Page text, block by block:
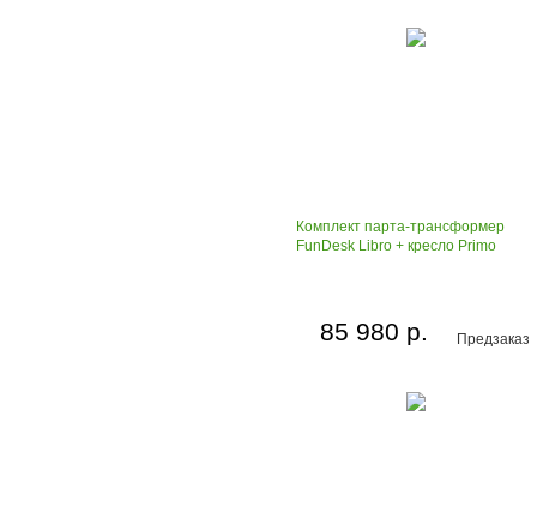
Комплект парта-трансформер
FunDesk Libro + кресло Primo
Предзаказ
85 980 р.